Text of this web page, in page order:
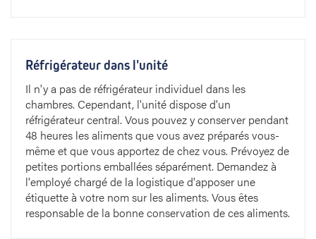
Réfrigérateur dans l'unité
Il n'y a pas de réfrigérateur individuel dans les
chambres. Cependant, l'unité dispose d'un
réfrigérateur central. Vous pouvez y conserver pendant
48 heures les aliments que vous avez préparés vous-
même et que vous apportez de chez vous. Prévoyez de
petites portions emballées séparément. Demandez à
l'employé chargé de la logistique d'apposer une
étiquette à votre nom sur les aliments. Vous êtes
responsable de la bonne conservation de ces aliments.